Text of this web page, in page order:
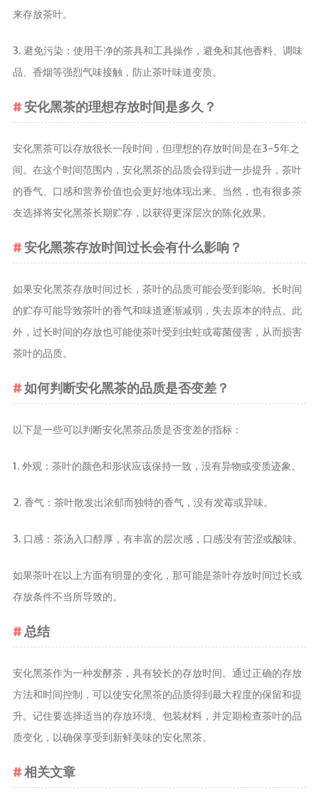
来存放茶叶。
3. 避免污染：使用干净的茶具和工具操作，避免和其他香料、调味
品、香烟等强烈气味接触，防止茶叶味道变质。
安化黑茶的理想存放时间是多久？
安化黑茶可以存放很长一段时间，但理想的存放时间是在3-5年之
间。在这个时间范围内，安化黑茶的品质会得到进一步提升，茶叶
的香气、口感和营养价值也会更好地体现出来。当然，也有很多茶
友选择将安化黑茶长期贮存，以获得更深层次的陈化效果。
安化黑茶存放时间过长会有什么影响？
如果安化黑茶存放时间过长，茶叶的品质可能会受到影响。长时间
的贮存可能导致茶叶的香气和味道逐渐减弱，失去原本的特点。此
外，过长时间的存放也可能使茶叶受到虫蛀或霉菌侵害，从而损害
茶叶的品质。
如何判断安化黑茶的品质是否变差？
以下是一些可以判断安化黑茶品质是否变差的指标：
1. 外观：茶叶的颜色和形状应该保持一致，没有异物或变质迹象。
2. 香气：茶叶散发出浓郁而独特的香气，没有发霉或异味。
3. 口感：茶汤入口醇厚，有丰富的层次感，口感没有苦涩或酸味。
如果茶叶在以上方面有明显的变化，那可能是茶叶存放时间过长或
存放条件不当所导致的。
总结
安化黑茶作为一种发酵茶，具有较长的存放时间。通过正确的存放
方法和时间控制，可以使安化黑茶的品质得到最大程度的保留和提
升。记住要选择适当的存放环境、包装材料，并定期检查茶叶的品
质变化，以确保享受到新鲜美味的安化黑茶。
相关文章
茶叶教育
茶叶鉴赏
茶道
茶具
茶器
茶宠
茶叶行业动
态
健康养生
中药养生
养生药汤包
治疗脱发